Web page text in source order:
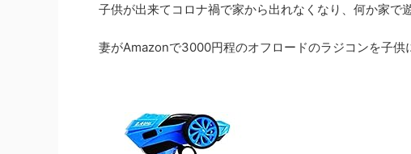
子供が出来てコロナ禍で家から出れなくなり、何か家で
妻がAmazonで3000円程のオフロードのラジコンを子供